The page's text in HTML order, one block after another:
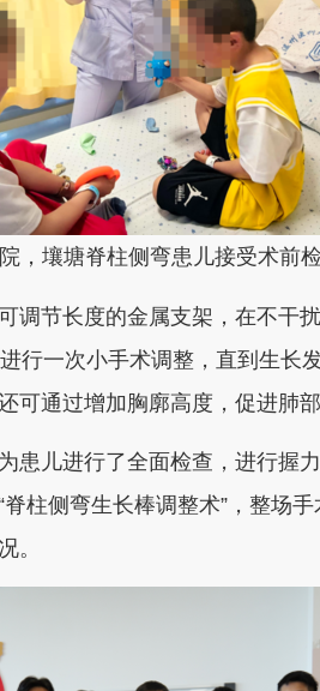
，壤塘脊柱侧弯患儿接受术前
节长度的金属支架，在不干
行一次小手术调整，直到生长
可通过增加胸廓高度，促进肺
儿进行了全面检查，进行握
柱侧弯生长棒调整术”，整场
。